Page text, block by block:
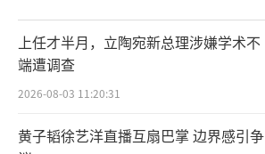
上任才半月，立陶宛新总理涉嫌学术不
端遭调查
2026-08-03 11:20:31
黄子韬徐艺洋直播互扇巴掌 边界感引争